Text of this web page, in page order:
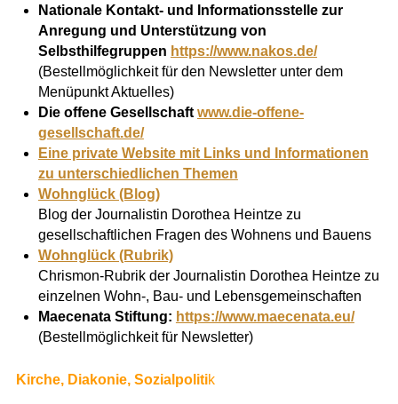
Nationale Kontakt- und Informationsstelle zur
Anregung und Unterstützung von
Selbsthilfegruppen https://www.nakos.de/
(Bestellmöglichkeit für den Newsletter unter dem
Menüpunkt Aktuelles)
Die offene Gesellschaft www.die-offene-
gesellschaft.de/
Eine private Website mit Links und Informationen
zu unterschiedlichen Themen
Wohnglück (Blog)
Blog der Journalistin Dorothea Heintze zu
gesellschaftlichen Fragen des Wohnens und Bauens
Wohnglück (Rubrik)
Chrismon-Rubrik der Journalistin Dorothea Heintze zu
einzelnen Wohn-, Bau- und Lebensgemeinschaften
Maecenata Stiftung: https://www.maecenata.eu/
(Bestellmöglichkeit für Newsletter)
Kirche, Diakonie, Sozialpol itik